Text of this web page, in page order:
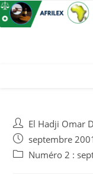
El Hadji Omar
septembre
Numéro 2 :